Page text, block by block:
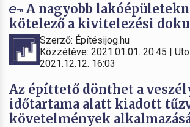
A nagyobb
kötelező a kivitelezési
Szerző: Építésijog.hu
Közzétéve: 2021.01.01. 20:45 |
2021.12.12. 16:03
Az építtető dönthet a
időtartama alatt kiadott
követelmények